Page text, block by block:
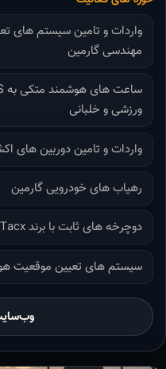
مهندسی گارمین
ورزشی و خلبانی
واردات و تامین دوربین های
رهیاب های خودرویی گارمین
دوچرخه های ثابت با برند Tacx
سیستم های تعیین موقعیت